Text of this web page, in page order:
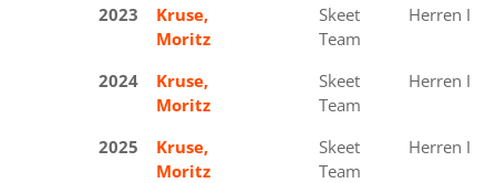
2023
Kruse,
Moritz
Skeet
Team
Herren I
2024
Kruse,
Moritz
Skeet
Team
Herren I
2025
Kruse,
Moritz
Skeet
Team
Herren I